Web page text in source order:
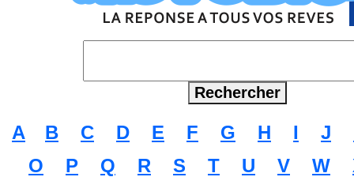
A B C D E F G H I J
O
P Q R S T U V W